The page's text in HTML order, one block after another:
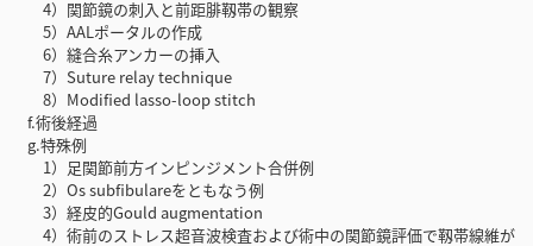
4）関節鏡の刺入と前距腓靱帯の観察
5）AALポータルの作成
6）縫合糸アンカーの挿入
7）Suture relay technique
8）Modified lasso-loop stitch
f.術後経過
g.特殊例
1）足関節前方インピンジメント合併例
2）Os subfibulareをともなう例
3）経皮的Gould augmentation
4）術前のストレス超音波検査および術中の関節鏡評価で靱帯線維が